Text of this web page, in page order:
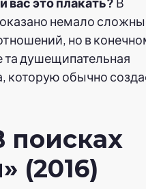
немало
но в
та душещипательная
которую обычно
поисках
(2016)